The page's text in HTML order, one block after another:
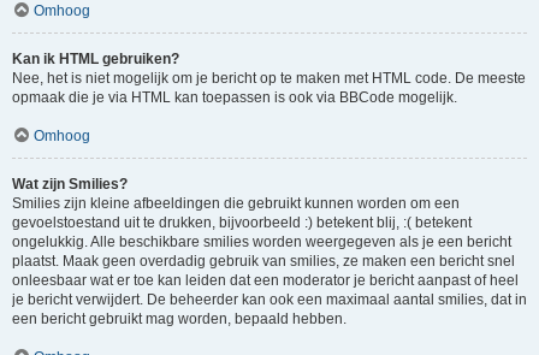
Omhoog
Kan ik HTML gebruiken?
Nee, het is niet mogelijk om je bericht op te maken met HTML code. De meeste
opmaak die je via HTML kan toepassen is ook via BBCode mogelijk.
Omhoog
Wat zijn Smilies?
Smilies zijn kleine afbeeldingen die gebruikt kunnen worden om een
gevoelstoestand uit te drukken, bijvoorbeeld :) betekent blij, :( betekent
ongelukkig. Alle beschikbare smilies worden weergegeven als je een bericht
plaatst. Maak geen overdadig gebruik van smilies, ze maken een bericht snel
onleesbaar wat er toe kan leiden dat een moderator je bericht aanpast of heel
je bericht verwijdert. De beheerder kan ook een maximaal aantal smilies, dat in
een bericht gebruikt mag worden, bepaald hebben.